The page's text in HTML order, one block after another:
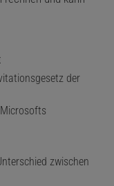
der
zwischen